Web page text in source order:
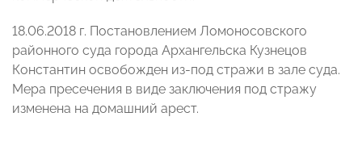
18.06.2018 г. Постановлением Ломоносовского
районного суда города Архангельска Кузнецов
Константин освобожден из-под стражи в зале суда.
Мера пресечения в виде заключения под стражу
изменена на домашний арест.